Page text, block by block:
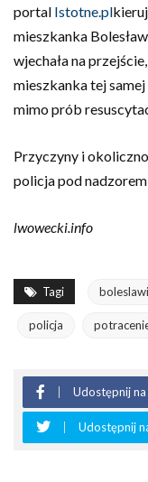
portal Istotne.pl
mieszkanka
wjechała na
mieszkanka tej
mimo prób
Przyczyny i
policja pod
lwowecki.info
Tagi
policja
Udostępnij
Udostępnij